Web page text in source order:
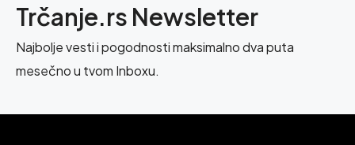
Trčanje.rs Newsletter
Najbolje vesti i pogodnosti maksimalno dva puta
mesečno u tvom Inboxu.